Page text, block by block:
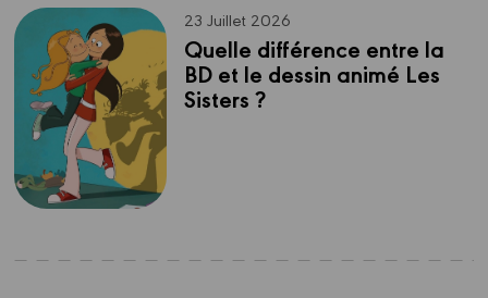
23 Juillet 2026
Quelle différence entre la
BD et le dessin animé Les
Sisters ?